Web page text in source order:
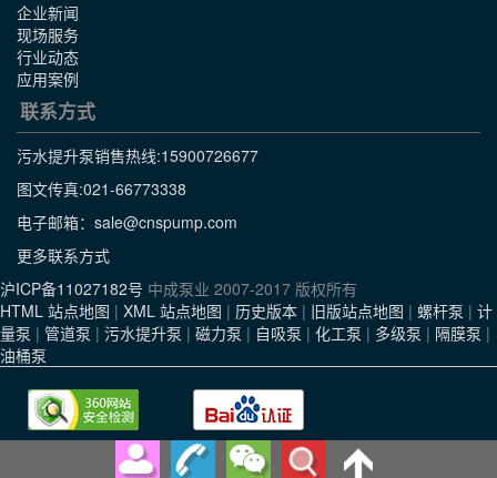
企业新闻
现场服务
行业动态
应用案例
联系方式
污水提升泵销售热线:15900726677
图文传真:021-66773338
电子邮箱：sale@cnspump.com
更多联系方式
沪ICP备11027182号 中成泵业 2007-2017 版权所有
HTML 站点地图 | XML 站点地图 | 历史版本 | 旧版站点地图 | 螺杆泵 | 计
量泵 | 管道泵 | 污水提升泵 | 磁力泵 | 自吸泵 | 化工泵 | 多级泵 | 隔膜泵 |
油桶泵